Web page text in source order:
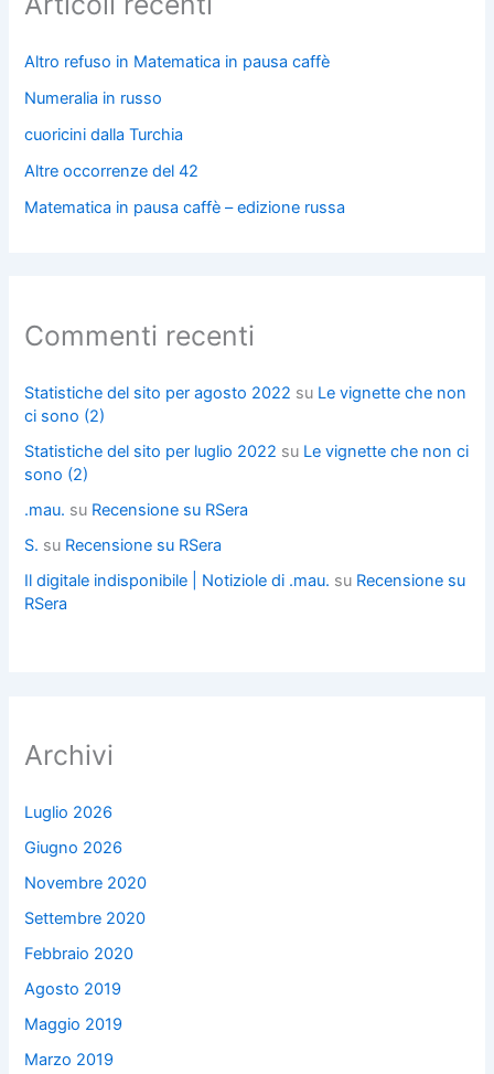
Altro refuso in Matematica in pausa caffè
Numeralia in russo
cuoricini dalla Turchia
Altre occorrenze del 42
Matematica in pausa caffè – edizione russa
Commenti recenti
Statistiche del sito per agosto 2022 su Le vignette che non
ci sono (2)
Statistiche del sito per luglio 2022 su Le vignette che non ci
sono (2)
.mau. su Recensione su RSera
S. su Recensione su RSera
Il digitale indisponibile | Notiziole di .mau. su Recensione su
RSera
Archivi
Luglio 2026
Giugno 2026
Novembre 2020
Settembre 2020
Febbraio 2020
Agosto 2019
Maggio 2019
Marzo 2019